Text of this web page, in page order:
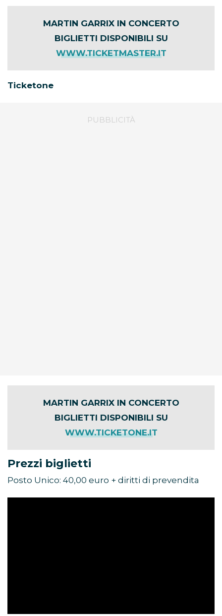
MARTIN GARRIX IN CONCERTO
BIGLIETTI DISPONIBILI SU
WWW.TICKETMASTER.IT
Ticketone
MARTIN GARRIX IN CONCERTO
BIGLIETTI DISPONIBILI SU
WWW.TICKETONE.IT
Prezzi biglietti
Posto Unico: 40,00 euro + diritti di prevendita